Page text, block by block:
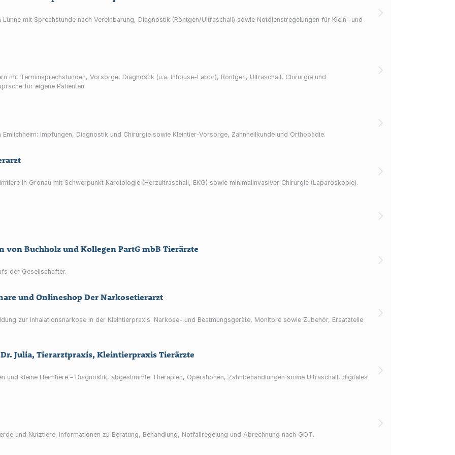
mit Sprechstunde nach Vereinbarung, Diagnostik (Röntgen/Ultraschall) sowie Notdienstregelungen für Klein- und
mit Terminsprechstunden, Vorsorge, Diagnostik (u.a. Inhouse-Labor), Röntgen, Ultraschall, Chirurgie und
für eigene Patienten.
Impfungen, Diagnostik und Chirurgie sowie Kleintier-Vorsorge, Zahnheilkunde und Orthopädie.
in Gronau mit Schwerpunkt Kardiologie (Herzultraschall, EKG) sowie minimalinvasiver Chirurgie (Laparoskopie).
von Buchholz und Kollegen PartG mbB Tierärzte
der Gesellschafter.
und Onlineshop Der Narkosetierarzt
zur Inhalationsnarkose in der Kleintierpraxis: Narkose- und Beatmungsgeräte, Monitore sowie Zubehör, Ersatzteile
Julia, Tierarztpraxis, Kleintierpraxis Tierärzte
und kleine Heimtiere – Diagnostik, abgestimmte Therapien, Operationen, Zahnbehandlungen sowie Ultraschall, digitales
und Nutztiere. Informationen zu Beratung, Behandlung, Notfallregelung und Abrechnung nach GOT.